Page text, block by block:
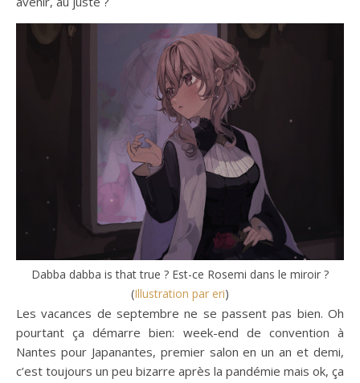
Dabba dabba is that true ? Est-ce Rosemi dans le miroir ?
(Illustration par eri)
Les vacances de septembre ne se passent pas bien. Oh
pourtant ça démarre bien: week-end de convention à
Nantes pour Japanantes, premier salon en un an et demi,
c’est toujours un peu bizarre après la pandémie mais ok, ça